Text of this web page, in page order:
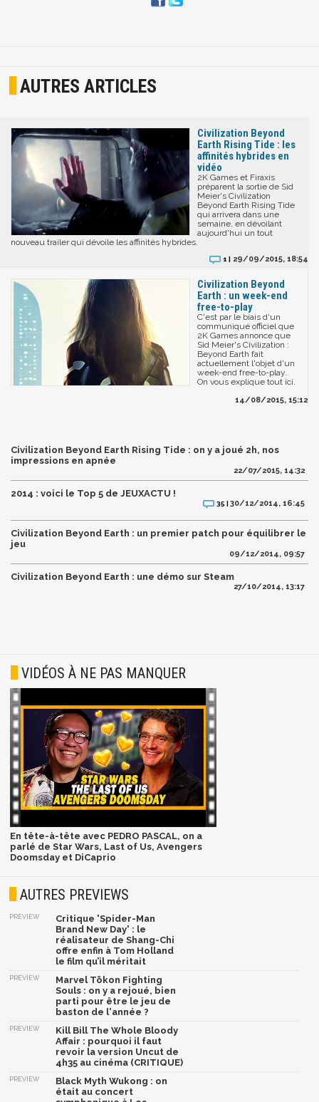
AUTRES ARTICLES
Civilization Beyond
Earth Rising Tide : les
affinités hybrides en
vidéo
2K Games et Firaxis
préparent la sortie de Sid
Meier's Civilization
Beyond Earth Rising Tide
qui arrivera dans une
semaine, en dévoilant
aujourd'hui un tout
nouveau trailer qui dévoile les affinités hybrides.
1 | 29/09/2015, 18:54
Civilization Beyond
Earth : un week-end
free-to-play
C'est par le biais d'un
communiqué officiel que
2K Games annonce que
Sid Meier's Civilization :
Beyond Earth fait
actuellement l'objet d'un
week-end free-to-play.
On vous explique tout ici.
14/08/2015, 15:12
Civilization Beyond Earth Rising Tide : on y a joué 2h, nos
impressions en apnée
22/07/2015, 14:32
2014 : voici le Top 5 de JEUXACTU !
35 |30/12/2014, 16:45
Civilization Beyond Earth : un premier patch pour équilibrer le
jeu
09/12/2014, 09:57
Civilization Beyond Earth : une démo sur Steam
27/10/2014, 13:17
VIDÉOS À NE PAS MANQUER
En tête-à-tête avec PEDRO PASCAL, on a
parlé de Star Wars, Last of Us, Avengers
Doomsday et DiCaprio
AUTRES PREVIEWS
PREVIEW
Critique 'Spider-Man
Brand New Day' : le
réalisateur de Shang-Chi
offre enfin à Tom Holland
le film qu’il méritait
PREVIEW
Marvel Tōkon Fighting
Souls : on y a rejoué, bien
parti pour être le jeu de
baston de l'année ?
PREVIEW
Kill Bill The Whole Bloody
Affair : pourquoi il faut
revoir la version Uncut de
4h35 au cinéma (CRITIQUE)
PREVIEW
Black Myth Wukong : on
était au concert